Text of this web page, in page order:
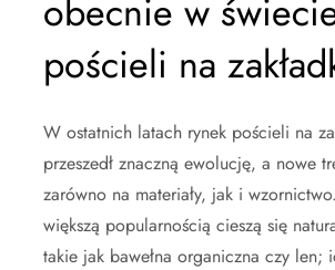
obecnie w
pościeli na
W ostatnich latach rynek pościeli na
przeszedł znaczną ewolucję, a nowe
zarówno na materiały, jak i
większą popularnością cieszą się
takie jak bawełna organiczna czy len;